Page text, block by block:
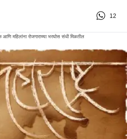
12
महिलांना रोजगाराच्या भरघोस संधी मिळतील